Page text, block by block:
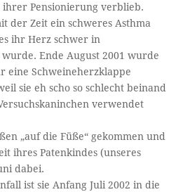
ihrer Pensionierung verblieb.
der Zeit ein schweres Asthma
ihr Herz schwer in
Ende August 2001 wurde
eine Schweineherzklappe
sie eh scho so schlecht beinand
verwendet
„auf die Füße“ gekommen und
ihres Patenkindes (unseres
dabei.
ist sie Anfang Juli 2002 in die